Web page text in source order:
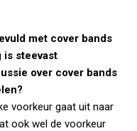
met cover bands
is steevast
over cover bands
voorkeur gaat uit naar
ook wel de voorkeur